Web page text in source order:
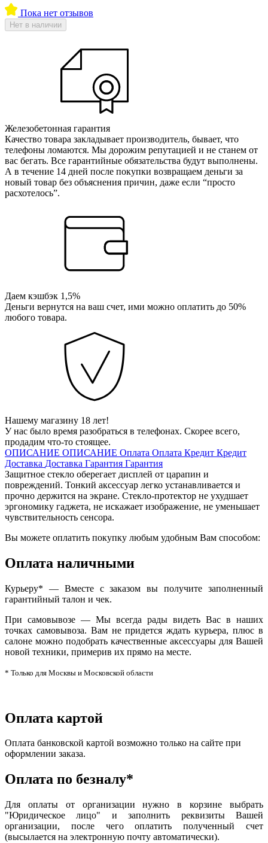
Пока нет отзывов
Нет в наличии
Железобетонная гарантия
Качество товара закладывает производитель, бывает, что
телефоны ломаются. Мы дорожим репутацией и не станем от
вас бегать. Все гарантийные обязательства будут выполнены.
А в течение 14 дней после покупки возвращаем деньги за
новый товар без объяснения причин, даже если “просто
расхотелось”.
Даем кэшбэк 1,5%
Деньги вернутся на ваш счет, ими можно оплатить до 50%
любого товара.
Нашему магазину 18 лет!
У нас было время разобраться в телефонах. Скорее всего,
продадим что-то стоящее.
ОПИСАНИЕ ОПИСАНИЕ Оплата Оплата Кредит Кредит
Доставка Доставка Гарантия Гарантия
Защитное стекло оберегает дисплей от царапин и
повреждений. Тонкий аксессуар легко устанавливается и
прочно держится на экране. Стекло-протектор не ухудшает
эргономику гаджета, не искажает изображение, не уменьшает
чувствительность сенсора.
Вы можете оплатить покупку любым удобным Вам способом:
Оплата наличными
Курьеру* — Вместе с заказом вы получите заполненный
гарантийный талон и чек.
При самовывозе — Мы всегда рады видеть Вас в наших
точках самовывоза. Вам не придется ждать курьера, плюс в
салоне можно подобрать качественные аксессуары для Вашей
новой техники, примерив их прямо на месте.
* Только для Москвы и Московской области
Оплата картой
Оплата банковской картой возможно только на сайте при
оформлении заказа.
Оплата по безналу*
Для оплаты от организации нужно в корзине выбрать
"Юридическое лицо" и заполнить реквизиты Вашей
организации, после чего оплатить полученный счет
(высылается на электронную почту автоматически).